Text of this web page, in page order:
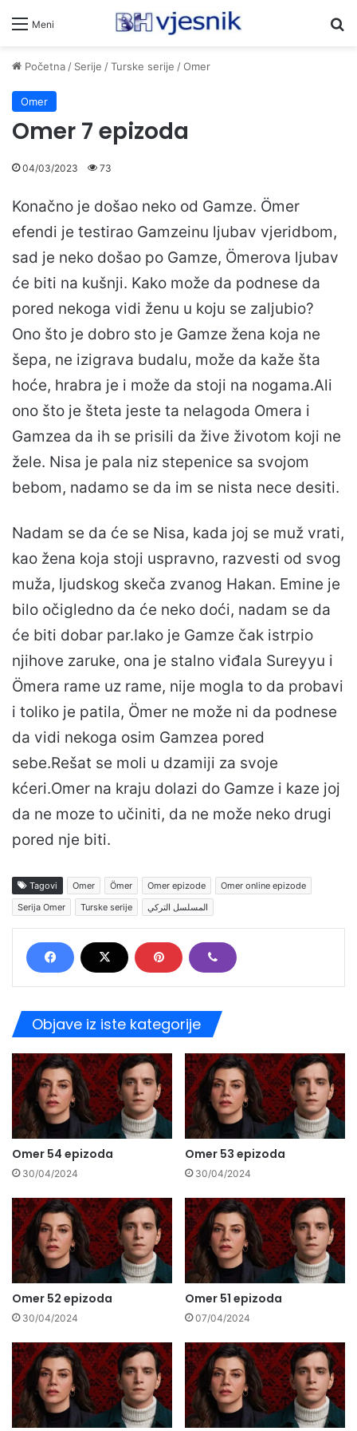
Meni
Početna/ Serije /Turske serije /Omer
Omer
Omer 7 epizoda
04/03/2023 73
Konačno je došao neko od Gamze. Ömer
efendi je testirao Gamzeinu ljubav vjeridbom,
sad je neko došao po Gamze, Ömerova ljubav
će biti na kušnji. Kako može da podnese da
pored nekoga vidi ženu u koju se zaljubio?
Ono što je dobro sto je Gamze žena koja ne
šepa, ne izigrava budalu, može da kaže šta
hoće, hrabra je i može da stoji na nogama.Ali
ono što je šteta jeste ta nelagoda Omera i
Gamzea da ih se prisili da žive životom koji ne
žele. Nisa je pala niz stepenice sa svojom
bebom, nadamo se da im se nista nece desiti.
Nadam se da će se Nisa, kada joj se muž vrati,
kao žena koja stoji uspravno, razvesti od svog
muža, ljudskog skeča zvanog Hakan. Emine je
bilo očigledno da će neko doći, nadam se da
će biti dobar par.Iako je Gamze čak istrpio
njihove zaruke, ona je stalno viđala Sureyyu i
Ömera rame uz rame, nije mogla to da probavi
i toliko je patila, Ömer ne može ni da podnese
da vidi nekoga osim Gamzea pored
sebe.Rešat se moli u dzamiji za svoje
kćeri.Omer na kraju dolazi do Gamze i kaze joj
da ne moze to učiniti, da ne može neko drugi
pored nje biti.
Tagovi Omer Ömer Omer epizode
Omer online epizode
Serija Omer
Turske serije المسلسل التركي
Objave iz iste kategorije
Omer 54 epizoda
30/04/2024
Omer 53 epizoda
30/04/2024
Omer 52 epizoda
30/04/2024
Omer 51 epizoda
07/04/2024